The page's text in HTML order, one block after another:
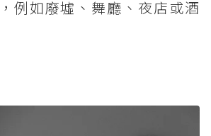
例如廢墟、舞廳、夜店或酒